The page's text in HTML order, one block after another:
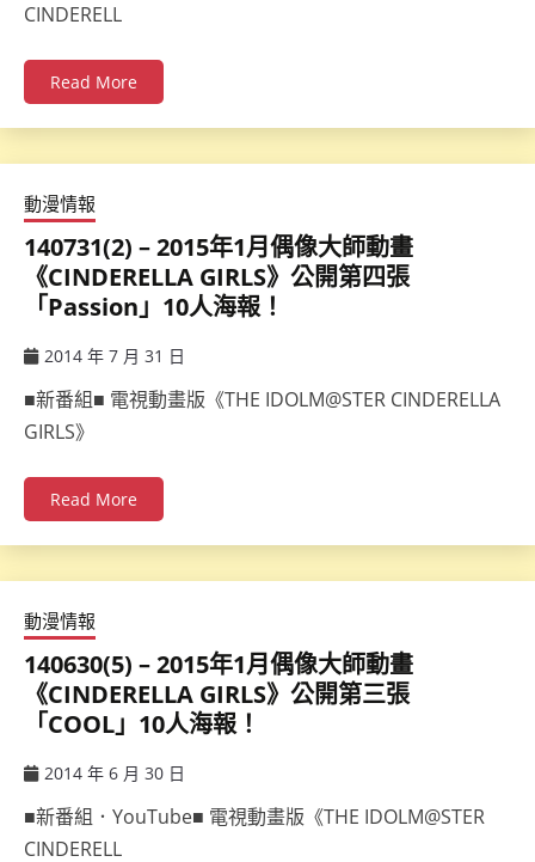
CINDERELL
Read More
動漫情報
140731(2) – 2015年1月偶像大師動畫
《CINDERELLA GIRLS》公開第四張
「Passion」10人海報！
2014 年 7 月 31 日
■新番組■ 電視動畫版《THE IDOLM@STER CINDERELLA
GIRLS》
Read More
動漫情報
140630(5) – 2015年1月偶像大師動畫
《CINDERELLA GIRLS》公開第三張
「COOL」10人海報！
2014 年 6 月 30 日
■新番組．YouTube■ 電視動畫版《THE IDOLM@STER
CINDERELL